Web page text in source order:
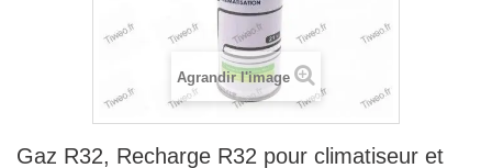
Agrandir l'image
Gaz R32, Recharge R32 pour climatiseur et